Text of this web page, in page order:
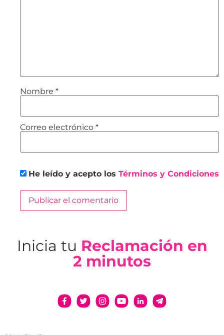
Nombre *
Correo electrónico *
He leído y acepto los Términos y Condiciones
Inicia tu Reclamación en
2 minutos